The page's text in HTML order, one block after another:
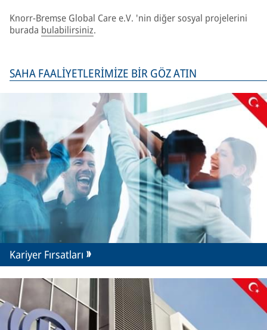
Knorr-Bremse Global Care e.V. 'nin diğer sosyal projelerini
burada bulabilirsiniz.
SAHA FAALİYETLERİMİZE BİR GÖZ ATIN
Kariyer Fırsatları